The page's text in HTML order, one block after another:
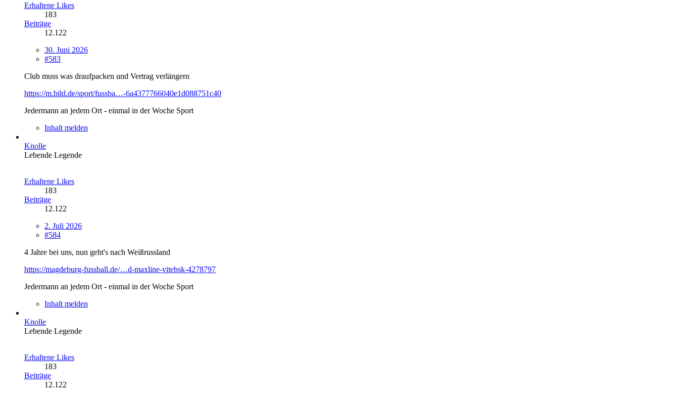
Erhaltene Likes
183
Beiträge
12.122
30. Juni 2026
#583
Club muss was draufpacken und Vertrag verlängern
https://m.bild.de/sport/fussba…-6a4377766040e1d088751c40
Jedermann an jedem Ort - einmal in der Woche Sport
Inhalt melden
Knolle
Lebende Legende
Erhaltene Likes
183
Beiträge
12.122
2. Juli 2026
#584
4 Jahre bei uns, nun geht's nach Weißrussland
https://magdeburg-fussball.de/…d-maxline-vitebsk-4278797
Jedermann an jedem Ort - einmal in der Woche Sport
Inhalt melden
Knolle
Lebende Legende
Erhaltene Likes
183
Beiträge
12.122